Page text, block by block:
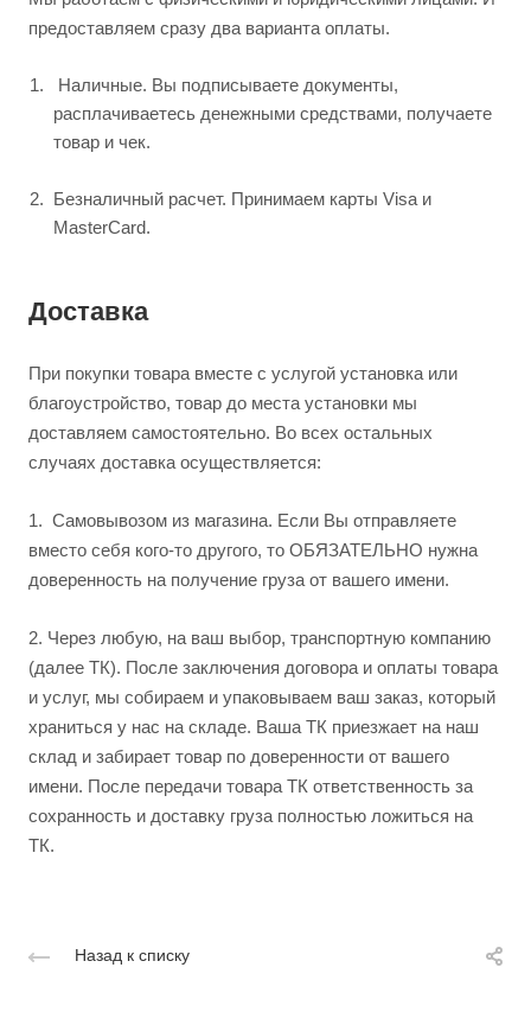
предоставляем сразу два варианта оплаты.
Наличные. Вы подписываете документы,
расплачиваетесь денежными средствами, получаете
товар и чек.
Безналичный расчет. Принимаем карты Visa и
MasterCard.
Доставка
При покупки товара вместе с услугой установка или
благоустройство, товар до места установки мы
доставляем самостоятельно. Во всех остальных
случаях доставка осуществляется:
1. Самовывозом из магазина. Если Вы отправляете
вместо себя кого-то другого, то ОБЯЗАТЕЛЬНО нужна
доверенность на получение груза от вашего имени.
2. Через любую, на ваш выбор, транспортную компанию
(далее ТК). После заключения договора и оплаты товара
и услуг, мы собираем и упаковываем ваш заказ, который
храниться у нас на складе. Ваша ТК приезжает на наш
склад и забирает товар по доверенности от вашего
имени. После передачи товара ТК ответственность за
сохранность и доставку груза полностью ложиться на
ТК.
Назад к списку